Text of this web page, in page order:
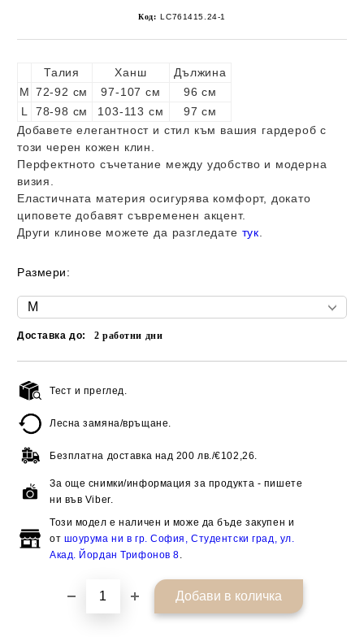
Код: LC761415.24-1
Талия Ханш
Дължина
M 72-92 см 97-107 см
96 см
L
78-98 см 103-113 см
97 см
Добавете елегантност и стил към вашия гардероб с
този черен кожен клин.
Перфектното съчетание между удобство и модерна
визия.
Еластичната материя осигурява комфорт, докато
циповете добавят съвременен акцент.
Други клинове можете да разгледате тук
Размери:
Доставка до: 2работни дни
Тест и преглед.
Лесна замяна/връщане.
Безплатна доставка над 200 лв./€102,26.
За още снимки/информация за продукта - пишете
ни във Viber.
Този модел е наличен и може да бъде закупен и
от шоурума ни в гр. София, Студентски град, ул.
Акад. Йордан Трифонов 8